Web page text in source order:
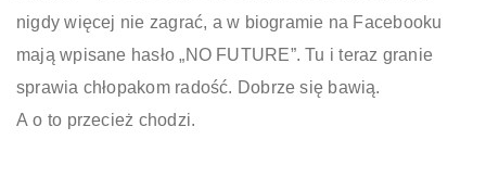
nigdy więcej nie zagrać, a w biogramie na Facebooku
mają wpisane hasło „NO FUTURE”. Tu i teraz granie
sprawia chłopakom radość. Dobrze się bawią.
A o to przecież chodzi.